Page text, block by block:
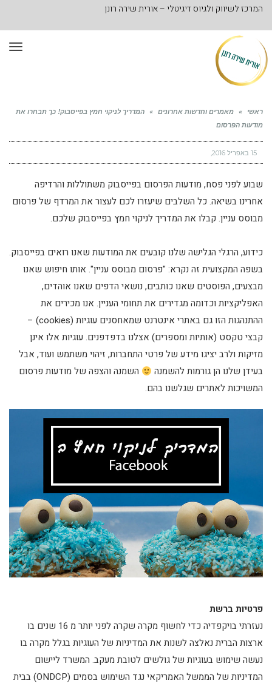
המרכז לשיווק ולגיוס דיגיטלי – אורית שירה רונן
ראשי » מאמרים וחדשות אחרונים »
המדריך לניקוי חמץ בפייסבוק! כך תבחרו את
מודעות הפרסום
15 באפריל 2016
שבוע לפני פסח, מודעות הפרסום בפייסבוק משתוללות והרדיפה
אחרינו בשיאה. כל השלבים שיעזרו לכם לעצור את המרדף של פרסום
מבוסס עניין. קבלו את המדריך לניקוי חמץ בפייסבוק שלכם.
כידוע, הרגלי הגלישה שלנו קובעים את המודעות שאנו רואים בפייסבוק.
בשפה המקצועית זה נקרא: "פרסום מבוסס עניין". אותו חיפוש שאנו
מבצעים, הפוסטים שאנו כותבים, נושאי הדפים שאנו אוהדים,
האפליקציות וכדומה מגדירים את תחומי העניין. אנו מכירים את
ההתנהגות הזו גם באתרי אינטרנט שמאחסנים עוגיות (cookies) –
קבצי טקסט (אותיות ומספרים) אצלנו בדפדפנים. עוגיות אלו אינן
מזיקות ולרב יציגו מידע של פרטי התחברות, זיהוי משתמש ועוד, אבל
בעידן שלנו הן גורמות להשמנה
השמנה והצפה של מודעות פרסום
המשויכות לאתרים שגלשנו בהם.
פרטיות ברשת
נעזרתי בויקפדיה כדי לחשוף מקרה שקרה לפני יותר מ 16 שנים בו
ארצות הברית נאלצה לשנות את המדיניות של העוגיות בגלל מקרה בו
נעשה שימוש בעוגיות של גולשים לטובת מעקב. המשרד ליישום
המדיניות של הממשל האמריקאי נגד השימוש בסמים (ONDCP) בבית